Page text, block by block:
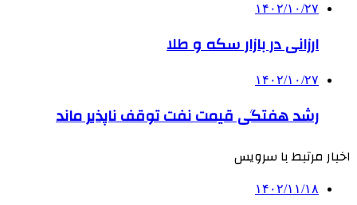
۱۴۰۲/۱۰/۲۷
ارزانی در بازار سکه و طلا
۱۴۰۲/۱۰/۲۷
رشد هفتگی قیمت نفت توقف ناپذیر ماند
اخبار مرتبط با سرویس
۱۴۰۲/۱۱/۱۸